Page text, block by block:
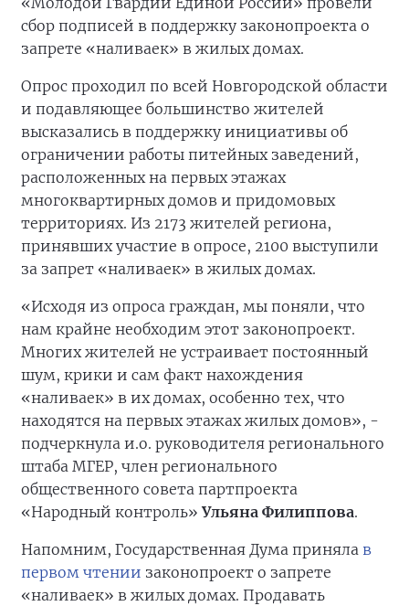
сбор подписей в поддержку законопроекта о
запрете «наливаек» в жилых домах.
Опрос проходил по всей Новгородской области
и подавляющее большинство жителей
высказались в поддержку инициативы об
ограничении работы питейных заведений,
расположенных на первых этажах
многоквартирных домов и придомовых
территориях. Из 2173 жителей региона,
принявших участие в опросе, 2100 выступили
за запрет «наливаек» в жилых домах.
«Исходя из опроса граждан, мы поняли, что
нам крайне необходим этот законопроект.
Многих жителей не устраивает постоянный
шум, крики и сам факт нахождения
«наливаек» в их домах, особенно тех, что
находятся на первых этажах жилых домов», -
подчеркнула и.о. руководителя регионального
штаба МГЕР, член регионального
общественного совета партпроекта
«Народный контроль» Ульяна Филиппова.
Напомним, Государственная Дума приняла в
первом чтении законопроект о запрете
«наливаек» в жилых домах. Продавать